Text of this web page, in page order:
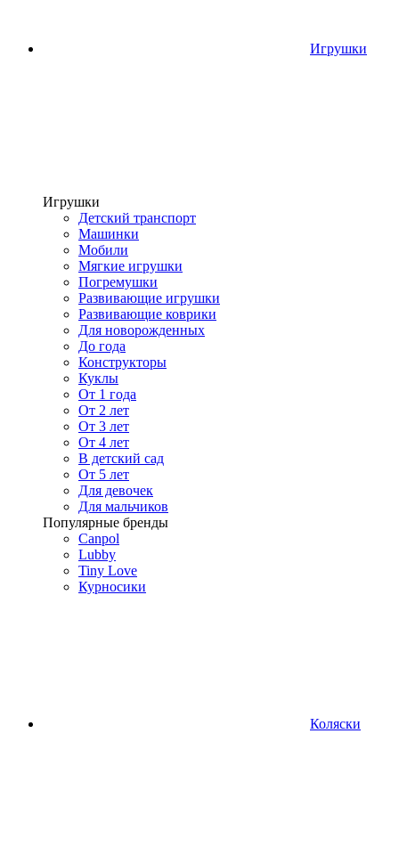
Игрушки
Игрушки
Детский транспорт
Машинки
Мобили
Мягкие игрушки
Погремушки
Развивающие игрушки
Развивающие коврики
Для новорожденных
До года
Конструкторы
Куклы
От 1 года
От 2 лет
От 3 лет
От 4 лет
В детский сад
От 5 лет
Для девочек
Для мальчиков
Популярные бренды
Canpol
Lubby
Tiny Love
Курносики
Коляски